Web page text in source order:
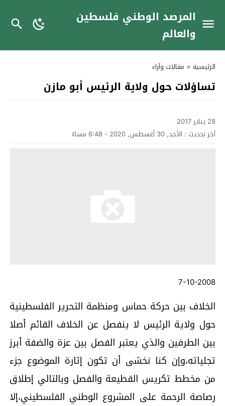
المرصد الوطني فلسطين
والعالم
الرئيسية » مقالات وآراء
تساؤلات حول ولاية الرئيس أبو مازن
28 يناير 2017
آخر تحديث : الأحد, 30 أغسطس, 2020 - 6:48 مساءً
7-10-2008
الخلاف بين حركة حماس ومنظمة التحرير الفلسطينية
حول ولاية الرئيس لا ينفصل عن الخلاف القائم أصلا
بين الطرفين والذي يعتبر الفصل بين عزة والضفة أبرز
تجلياته،وإن كنا نخشى أن تكون إثارة الموضوع جزء
من مخطط تكريس القطيعة والفصل وبالتالي إطلاق
رصاصة الرحمة على المشروع الوطني الفلسطيني،إلا